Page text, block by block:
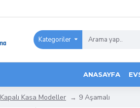
Kategoriler
ANASAYFA
Kapalı Kasa Modeller 9 Aşamalı